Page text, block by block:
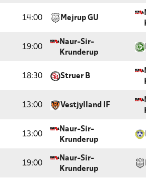
14:00 Mejrup GU
19:00
Naur-Sir-
Krunderup
18:30 Struer B
13:00 Vestjylland IF
13:00
Naur-Sir-
Krunderup
19:00
Naur-Sir-
Krunderup